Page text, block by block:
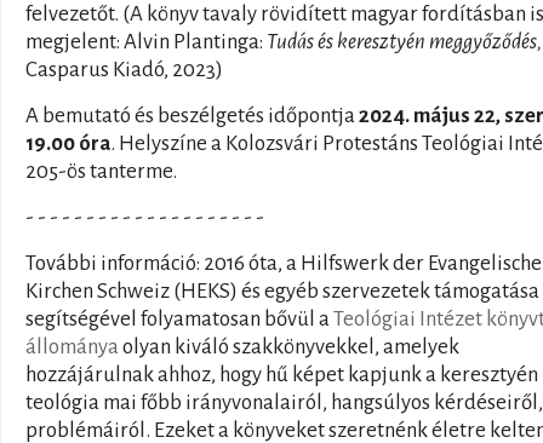
felvezetőt. (A könyv tavaly rövidített magyar fordításban is
megjelent: Alvin Plantinga: Tudás és keresztyén meggyőződés,
Casparus Kiadó, 2023)
A bemutató és beszélgetés időpontja 2024. május 22,
19.00 óra. Helyszíne a Kolozsvári Protestáns Teológiai
205-ös tanterme.
- - - - - - - - - - - - - - - - - - - -
További információ: 2016 óta, a Hilfswerk der
Kirchen Schweiz (HEKS) és egyéb szervezetek támogatása
segítségével folyamatosan bővül a Teológiai Intézet
állománya olyan kiváló szakkönyvekkel, amelyek
hozzájárulnak ahhoz, hogy hű képet kapjunk a keresztyén
teológia mai főbb irányvonalairól, hangsúlyos kérdéseiről,
problémáiról. Ezeket a könyveket szeretnénk életre